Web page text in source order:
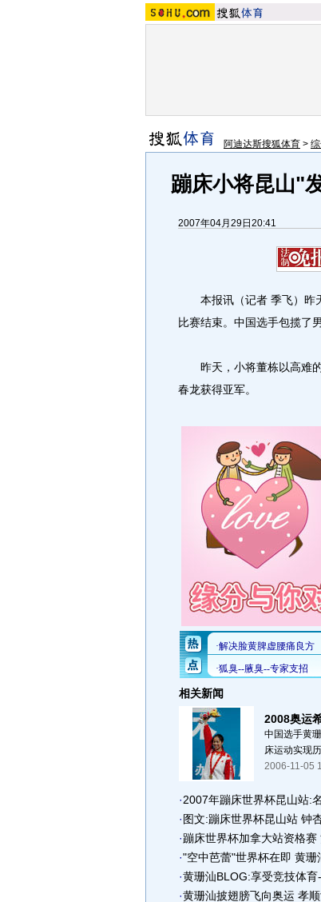
阿迪达斯搜狐体育 >
蹦床小将昆山"
2007年04月29日20:41
本报讯（记者 季飞）昨
比赛结束。中国选手包揽了
昨天，小将董栋以高难的
春龙获得亚军。
相关新闻
2008奥运
中国选手黄
床运动实现
2006-11-05
·2007年蹦床世界杯昆山站:
·图文:蹦床世界杯昆山站 钟
·蹦床世界杯加拿大站资格
·"空中芭蕾"世界杯在即 黄珊
·黄珊汕BLOG:享受竞技体
·黄珊汕披翅膀飞向奥运 孝